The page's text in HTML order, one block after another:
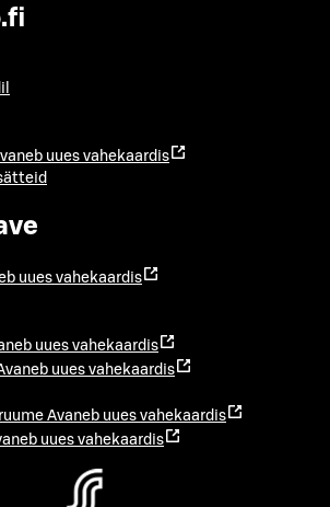
uues vahekaardis
uues vahekaardis
uues vahekaardis
uues vahekaardis
Avaneb uues vahekaardis
uues vahekaardis